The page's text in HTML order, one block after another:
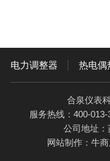
电力调整器 热电偶
合泉仪表
服务热线：400-
公司地址：
网站制作： 牛